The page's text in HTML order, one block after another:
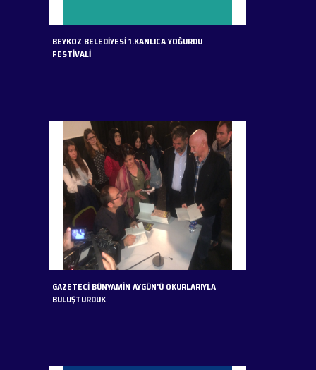
BEYKOZ BELEDİYESİ 1.KANLICA YOĞURDU
FESTİVALİ
GAZETECİ BÜNYAMİN AYGÜN'Ü OKURLARIYLA
BULUŞTURDUK